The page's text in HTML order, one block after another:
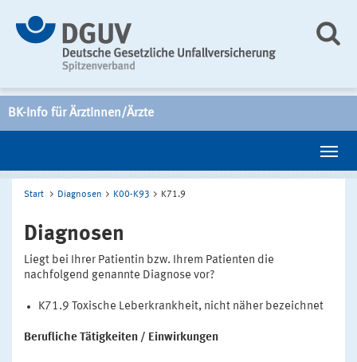
BK-Info für Ärztinnen/Ärzte
Start Diagnosen K00-K93 K71.9
Diagnosen
Liegt bei Ihrer Patientin bzw. Ihrem Patienten die
nachfolgend genannte Diagnose vor?
K71.9 Toxische Leberkrankheit, nicht näher bezeichnet
Berufliche Tätigkeiten / Einwirkungen